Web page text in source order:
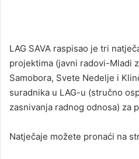
LAG SAVA raspisao je tri
projektima (javni radovi-Mladi
Samobora, Svete Nedelje i
suradnika u LAG-u (stručno
zasnivanja radnog odnosa) za
Natječaje možete pronaći na